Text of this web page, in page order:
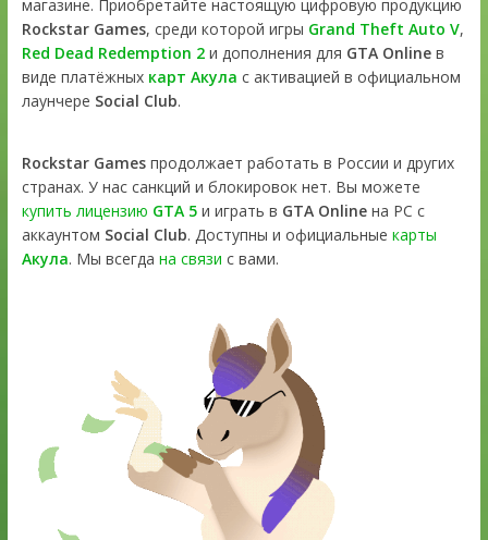
магазине. Приобретайте настоящую цифровую продукцию
Rockstar Games, среди которой игры Grand Theft Auto V,
Red Dead Redemption 2и дополнения для GTA Onlineв
виде платёжных карт Акула с активацией в официальном
лаунчере Social Club.
Rockstar Gamesпродолжает работать в России и других
странах. У нас санкций и блокировок нет. Вы можете
купить лицензию GTA 5и играть в GTA Onlineна PC с
аккаунтом Social Club. Доступны и официальные карты
Акула. Мы всегда на связи с вами.